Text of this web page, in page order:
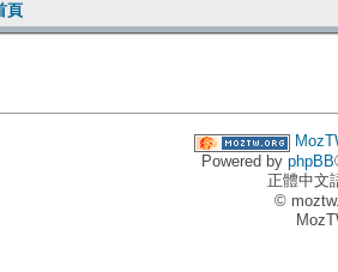
頁
Powered by phpBB
正體中文
©